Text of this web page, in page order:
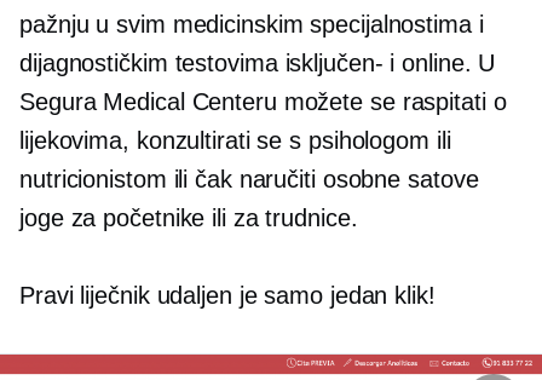
pažnju u svim medicinskim specijalnostima i
dijagnostičkim testovima isključen- i online. U
Segura Medical Centeru možete se raspitati o
lijekovima, konzultirati se s psihologom ili
nutricionistom ili čak naručiti osobne satove
joge za početnike ili za trudnice.
Pravi liječnik udaljen je samo jedan klik!